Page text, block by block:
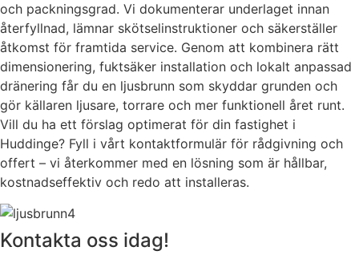
och packningsgrad. Vi dokumenterar underlaget innan
återfyllnad, lämnar skötselinstruktioner och säkerställer
åtkomst för framtida service. Genom att kombinera rätt
dimensionering, fuktsäker installation och lokalt anpassad
dränering får du en ljusbrunn som skyddar grunden och
gör källaren ljusare, torrare och mer funktionell året runt.
Vill du ha ett förslag optimerat för din fastighet i
Huddinge? Fyll i vårt kontaktformulär för rådgivning och
offert – vi återkommer med en lösning som är hållbar,
kostnadseffektiv och redo att installeras.
Kontakta oss idag!